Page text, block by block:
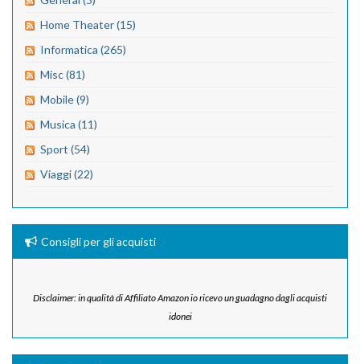
Home Theater (15)
Informatica (265)
Misc (81)
Mobile (9)
Musica (11)
Sport (54)
Viaggi (22)
Consigli per gli acquisti
Disclaimer: in qualità di Affiliato Amazon io ricevo un guadagno dagli acquisti
idonei